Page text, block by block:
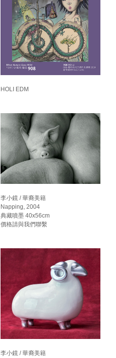
HOLI EDM
李小鏡 / 華裔美籍
Napping, 2004
典藏噴墨 40x56cm
價格請與我們聯繫
李小鏡 / 華裔美籍